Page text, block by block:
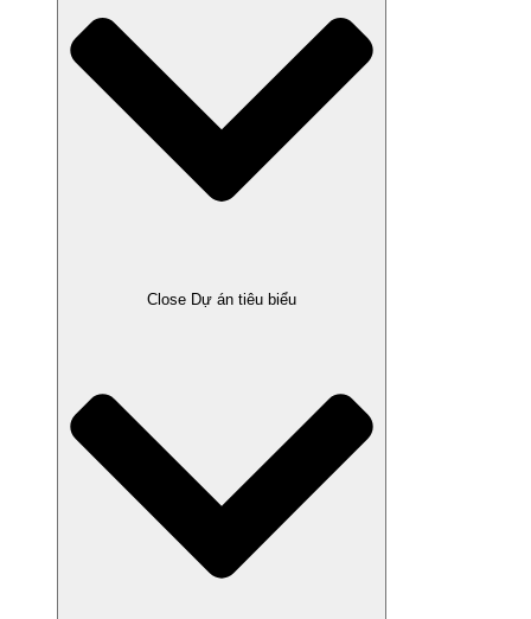
Close Dự án tiêu biểu